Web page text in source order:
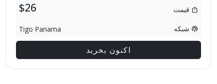
قیمت $26
شبکه Tigo Panama
اکنون بخرید